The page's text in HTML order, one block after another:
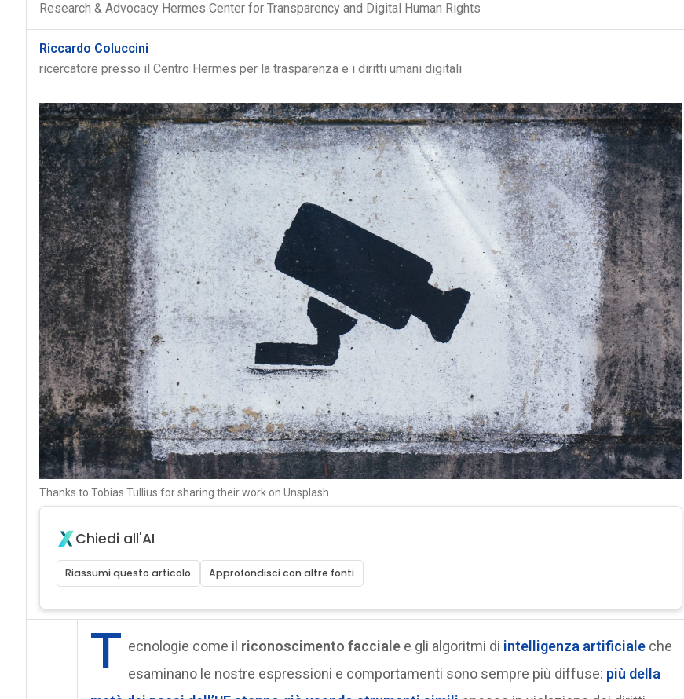
Research & Advocacy Hermes Center for Transparency and Digital Human Rights
Riccardo Coluccini
ricercatore presso il Centro Hermes per la trasparenza e i diritti umani digitali
Thanks to Tobias Tullius for sharing their work on Unsplash
Chiedi all'AI
Riassumi questo articolo Approfondisci con altre fonti
T ecnologie come il riconoscimento faccialee gli algoritmi di intelligenza artificialeche
esaminano le nostre espressioni e comportamenti sono sempre più diffuse: più della
dati personali Intelligenza Artificiale